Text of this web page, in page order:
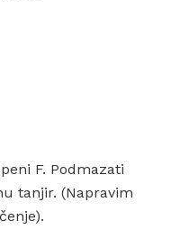
F. Podmazati
tanjir. (Napravim